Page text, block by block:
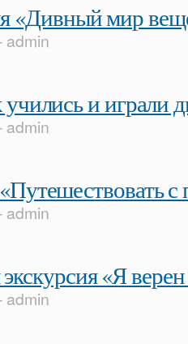
«Дивный мир
admin
вещей и слов»
и играли
admin
и играли дворянские дети»
с
admin
с пользой и толком»
«Я
admin
«я верен буду старине»